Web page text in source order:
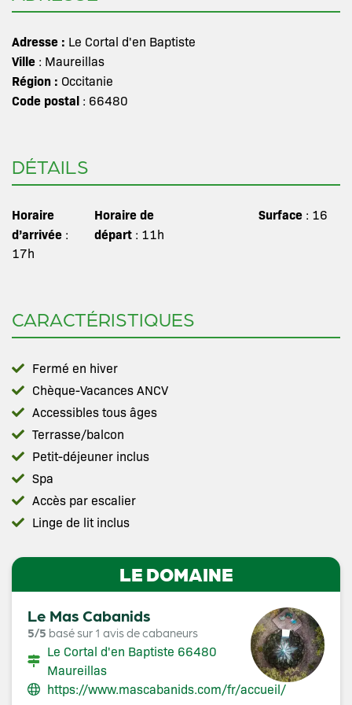
Adresse : Le Cortal d'en Baptiste
Ville : Maureillas
Région : Occitanie
Code postal : 66480
DÉTAILS
Horaire
d’arrivée :
17h
Horaire de
départ: 11h
Surface: 16
CARACTÉRISTIQUES
Fermé en hiver
Chèque-Vacances ANCV
Accessibles tous âges
Terrasse/balcon
Petit-déjeuner inclus
Spa
Accès par escalier
Linge de lit inclus
LE DOMAINE
Le Mas Cabanids
5/5 basé sur 1 avis de cabaneurs
Le Cortal d'en Baptiste 66480
Maureillas
https://www.mascabanids.com/fr/accueil/